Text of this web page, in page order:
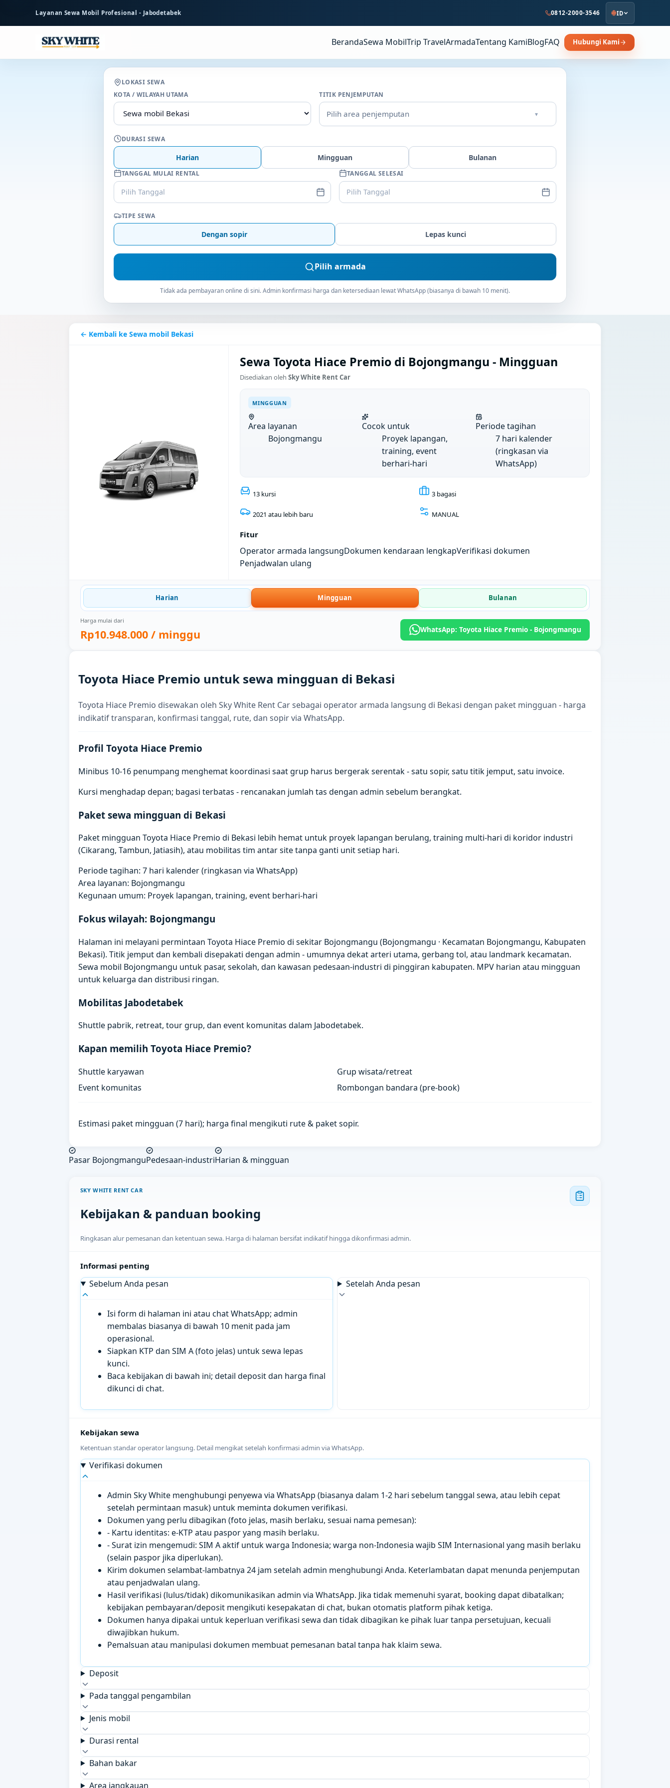
Layanan Sewa Mobil Profesional - Jabodetabek 0812-2000-3546 ID
BerandaSewa MobilTrip TravelArmadaTentang KamiBlogFAQ Hubungi Kami
LOKASI SEWA
KOTA / WILAYAH UTAMA
TITIK PENJEMPUTAN
Pilih area penjemputan ▾
DURASI SEWA
Harian Mingguan Bulanan
TANGGAL MULAI RENTAL
Pilih Tanggal
TANGGAL SELESAI
Pilih Tanggal
TIPE SEWA
Dengan sopir Lepas kunci
Pilih armada
Tidak ada pembayaran online di sini. Admin konfirmasi harga dan ketersediaan lewat WhatsApp (biasanya di bawah 10 menit).
← Kembali ke Sewa mobil Bekasi
Sewa Toyota Hiace Premio di Bojongmangu - Mingguan
Disediakan oleh Sky White Rent Car
MINGGUAN
Area layanan
Bojongmangu
Cocok untuk
Proyek lapangan,
training, event
berhari-hari
Periode tagihan
7 hari kalender
(ringkasan via
WhatsApp)
13 kursi 3 bagasi
2021 atau lebih baru MANUAL
Fitur
Operator armada langsungDokumen kendaraan lengkapVerifikasi dokumen
Penjadwalan ulang
Harian Mingguan Bulanan
Harga mulai dari
Rp10.948.000 / minggu WhatsApp: Toyota Hiace Premio - Bojongmangu
Toyota Hiace Premio untuk sewa mingguan di Bekasi
Toyota Hiace Premio disewakan oleh Sky White Rent Car sebagai operator armada langsung di Bekasi dengan paket mingguan - harga
indikatif transparan, konfirmasi tanggal, rute, dan sopir via WhatsApp.
Profil Toyota Hiace Premio
Minibus 10-16 penumpang menghemat koordinasi saat grup harus bergerak serentak - satu sopir, satu titik jemput, satu invoice.
Kursi menghadap depan; bagasi terbatas - rencanakan jumlah tas dengan admin sebelum berangkat.
Paket sewa mingguan di Bekasi
Paket mingguan Toyota Hiace Premio di Bekasi lebih hemat untuk proyek lapangan berulang, training multi-hari di koridor industri
(Cikarang, Tambun, Jatiasih), atau mobilitas tim antar site tanpa ganti unit setiap hari.
Periode tagihan: 7 hari kalender (ringkasan via WhatsApp)
Area layanan: Bojongmangu
Kegunaan umum: Proyek lapangan, training, event berhari-hari
Fokus wilayah: Bojongmangu
Halaman ini melayani permintaan Toyota Hiace Premio di sekitar Bojongmangu (Bojongmangu · Kecamatan Bojongmangu, Kabupaten
Bekasi). Titik jemput dan kembali disepakati dengan admin - umumnya dekat arteri utama, gerbang tol, atau landmark kecamatan.
Sewa mobil Bojongmangu untuk pasar, sekolah, dan kawasan pedesaan-industri di pinggiran kabupaten. MPV harian atau mingguan
untuk keluarga dan distribusi ringan.
Mobilitas Jabodetabek
Shuttle pabrik, retreat, tour grup, dan event komunitas dalam Jabodetabek.
Kapan memilih Toyota Hiace Premio?
Shuttle karyawan
Grup wisata/retreat
Event komunitas
Rombongan bandara (pre-book)
Estimasi paket mingguan (7 hari); harga final mengikuti rute & paket sopir.
Pasar BojongmanguPedesaan-industriHarian & mingguan
SKY WHITE RENT CAR
Kebijakan & panduan booking
Ringkasan alur pemesanan dan ketentuan sewa. Harga di halaman bersifat indikatif hingga dikonfirmasi admin.
Informasi penting
Sebelum Anda pesan
Isi form di halaman ini atau chat WhatsApp; admin
membalas biasanya di bawah 10 menit pada jam
operasional.
Siapkan KTP dan SIM A (foto jelas) untuk sewa lepas
kunci.
Baca kebijakan di bawah ini; detail deposit dan harga final
dikunci di chat.
Setelah Anda pesan
Kebijakan sewa
Ketentuan standar operator langsung. Detail mengikat setelah konfirmasi admin via WhatsApp.
Verifikasi dokumen
Admin Sky White menghubungi penyewa via WhatsApp (biasanya dalam 1-2 hari sebelum tanggal sewa, atau lebih cepat
setelah permintaan masuk) untuk meminta dokumen verifikasi.
Dokumen yang perlu dibagikan (foto jelas, masih berlaku, sesuai nama pemesan):
- Kartu identitas: e-KTP atau paspor yang masih berlaku.
- Surat izin mengemudi: SIM A aktif untuk warga Indonesia; warga non-Indonesia wajib SIM Internasional yang masih berlaku
(selain paspor jika diperlukan).
Kirim dokumen selambat-lambatnya 24 jam setelah admin menghubungi Anda. Keterlambatan dapat menunda penjemputan
atau penjadwalan ulang.
Hasil verifikasi (lulus/tidak) dikomunikasikan admin via WhatsApp. Jika tidak memenuhi syarat, booking dapat dibatalkan;
kebijakan pembayaran/deposit mengikuti kesepakatan di chat, bukan otomatis platform pihak ketiga.
Dokumen hanya dipakai untuk keperluan verifikasi sewa dan tidak dibagikan ke pihak luar tanpa persetujuan, kecuali
diwajibkan hukum.
Pemalsuan atau manipulasi dokumen membuat pemesanan batal tanpa hak klaim sewa.
Deposit
Pada tanggal pengambilan
Jenis mobil
Durasi rental
Bahan bakar
Area jangkauan